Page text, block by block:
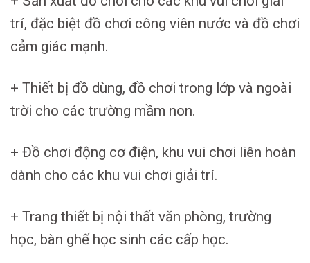
trí, đặc biệt đồ chơi công viên nước và đồ chơi
cảm giác mạnh.
+ Thiết bị đồ dùng, đồ chơi trong lớp và ngoài
trời cho các trường mầm non.
+ Đồ chơi động cơ điện, khu vui chơi liên hoàn
dành cho các khu vui chơi giải trí.
+ Trang thiết bị nội thất văn phòng, trường
học, bàn ghế học sinh các cấp học.